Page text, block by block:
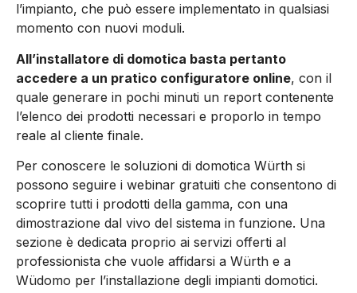
l’impianto, che può essere implementato in qualsiasi
momento con nuovi moduli.
All’installatore di domotica basta pertanto
accedere a un pratico configuratore online, con il
quale generare in pochi minuti un report contenente
l’elenco dei prodotti necessari e proporlo in tempo
reale al cliente finale.
Per conoscere le soluzioni di domotica Würth si
possono seguire i webinar gratuiti che consentono di
scoprire tutti i prodotti della gamma, con una
dimostrazione dal vivo del sistema in funzione. Una
sezione è dedicata proprio ai servizi offerti al
professionista che vuole affidarsi a Würth e a
Wüdomo per l’installazione degli impianti domotici.